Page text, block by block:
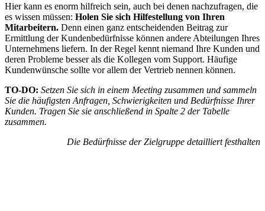
Hier kann es enorm hilfreich sein, auch bei denen nachzufragen, die
es wissen müssen: Holen Sie sich Hilfestellung von Ihren
Mitarbeitern. Denn einen ganz entscheidenden Beitrag zur
Ermittlung der Kundenbedürfnisse können andere Abteilungen Ihres
Unternehmens liefern. In der Regel kennt niemand Ihre Kunden und
deren Probleme besser als die Kollegen vom Support. Häufige
Kundenwünsche sollte vor allem der Vertrieb nennen können.
TO-DO: Setzen Sie sich in einem Meeting zusammen und sammeln
Sie die häufigsten Anfragen, Schwierigkeiten und Bedürfnisse Ihrer
Kunden. Tragen Sie sie anschließend in Spalte 2 der Tabelle
zusammen.
Die Bedürfnisse der Zielgruppe detailliert festhalten